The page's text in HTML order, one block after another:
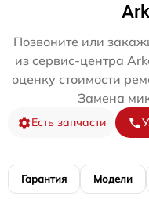
Позвоните или
из сервис-центра
оценку стоимости
Замена
Есть запчасти
Гарантия Модели